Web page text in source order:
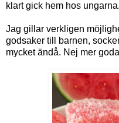
klart gick hem hos
Jag gillar verkligen
godsaker till barnen,
mycket ändå. Nej mer